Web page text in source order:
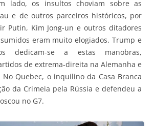
lado, os insultos choviam sobre as
e de outros parceiros históricos, por
Putin, Kim Jong-un e outros ditadores
eram muito elogiados. Trump e
dedicam-se a estas manobras,
de extrema-direita na Alemanha e
Quebec, o inquilino da Casa Branca
da Crimeia pela Rússia e defendeu a
no G7.